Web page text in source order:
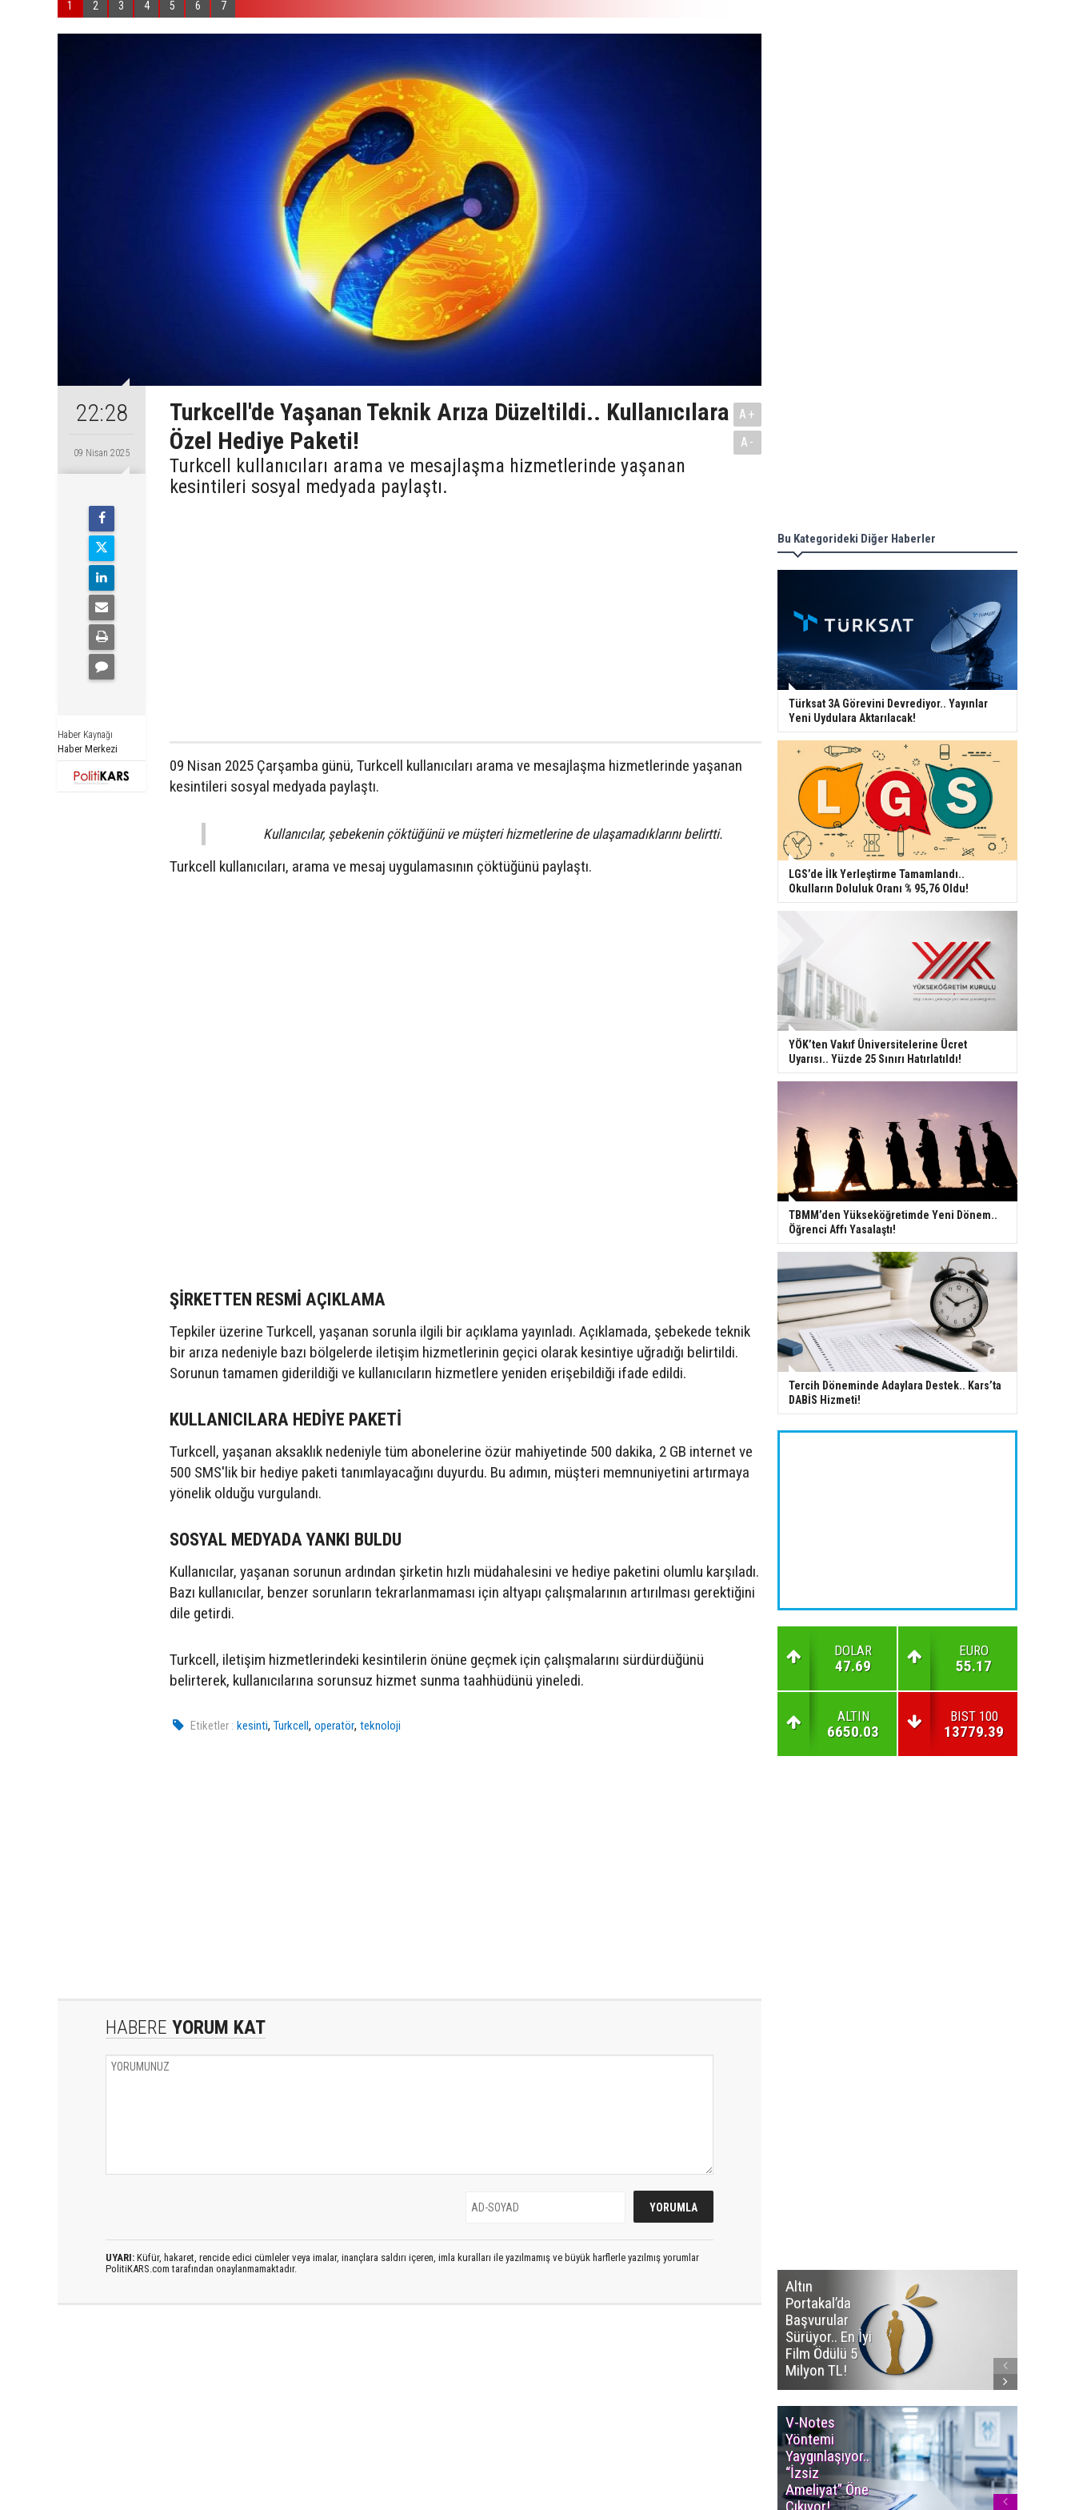
1 2 3 4 5 6 7
22:28
09 Nisan 2025
Haber Kaynağı
Haber Merkezi
Turkcell'de Yaşanan Teknik Arıza Düzeltildi.. Kullanıcılara
Özel Hediye Paketi!
Turkcell kullanıcıları arama ve mesajlaşma hizmetlerinde yaşanan
kesintileri sosyal medyada paylaştı.
A+
A-
09 Nisan 2025 Çarşamba günü, Turkcell kullanıcıları arama ve mesajlaşma hizmetlerinde yaşanan
kesintileri sosyal medyada paylaştı.
Kullanıcılar, şebekenin çöktüğünü ve müşteri hizmetlerine de ulaşamadıklarını belirtti.
Turkcell kullanıcıları, arama ve mesaj uygulamasının çöktüğünü paylaştı.
ŞİRKETTEN RESMİ AÇIKLAMA
Tepkiler üzerine Turkcell, yaşanan sorunla ilgili bir açıklama yayınladı. Açıklamada, şebekede teknik
bir arıza nedeniyle bazı bölgelerde iletişim hizmetlerinin geçici olarak kesintiye uğradığı belirtildi.
Sorunun tamamen giderildiği ve kullanıcıların hizmetlere yeniden erişebildiği ifade edildi.
KULLANICILARA HEDİYE PAKETİ
Turkcell, yaşanan aksaklık nedeniyle tüm abonelerine özür mahiyetinde 500 dakika, 2 GB internet ve
500 SMS'lik bir hediye paketi tanımlayacağını duyurdu. Bu adımın, müşteri memnuniyetini artırmaya
yönelik olduğu vurgulandı.
SOSYAL MEDYADA YANKI BULDU
Kullanıcılar, yaşanan sorunun ardından şirketin hızlı müdahalesini ve hediye paketini olumlu karşıladı.
Bazı kullanıcılar, benzer sorunların tekrarlanmaması için altyapı çalışmalarının artırılması gerektiğini
dile getirdi.
Turkcell, iletişim hizmetlerindeki kesintilerin önüne geçmek için çalışmalarını sürdürdüğünü
belirterek, kullanıcılarına sorunsuz hizmet sunma taahhüdünü yineledi.
Etiketler : kesinti,Turkcell,operatör,teknoloji
HABERE YORUM KAT
UYARI: Küfür, hakaret, rencide edici cümleler veya imalar, inançlara saldırı içeren, imla kuralları ile yazılmamış ve büyük harflerle yazılmış yorumlar
PolitiKARS.com tarafından onaylanmamaktadır.
Bu Kategorideki Diğer Haberler
Türksat 3A Görevini Devrediyor.. Yayınlar
Yeni Uydulara Aktarılacak!
LGS’de İlk Yerleştirme Tamamlandı..
Okulların Doluluk Oranı % 95,76 Oldu!
YÖK’ten Vakıf Üniversitelerine Ücret
Uyarısı.. Yüzde 25 Sınırı Hatırlatıldı!
TBMM’den Yükseköğretimde Yeni Dönem..
Öğrenci Affı Yasalaştı!
Tercih Döneminde Adaylara Destek.. Kars’ta
DABİS Hizmeti!
DOLAR
47.69
EURO
55.17
ALTIN
6650.03
BIST 100
13779.39
Altın
Portakal’da
Başvurular
Sürüyor.. En İyi
Film Ödülü 5
Milyon TL!
V-Notes
Yöntemi
Yaygınlaşıyor..
“İzsiz
Ameliyat” Öne